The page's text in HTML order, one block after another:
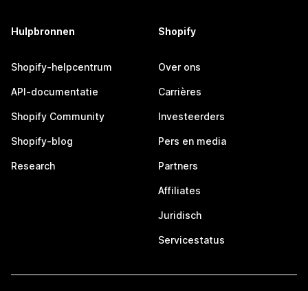
Hulpbronnen
Shopify-helpcentrum
API-documentatie
Shopify Community
Shopify-blog
Research
Shopify
Over ons
Carrières
Investeerders
Pers en media
Partners
Affiliates
Juridisch
Servicestatus